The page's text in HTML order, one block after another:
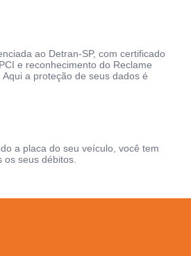
ao Detran-SP, com certificado
e reconhecimento do Reclame
Aqui a proteção de seus dados é
a placa do seu veículo, você tem
os seus débitos.